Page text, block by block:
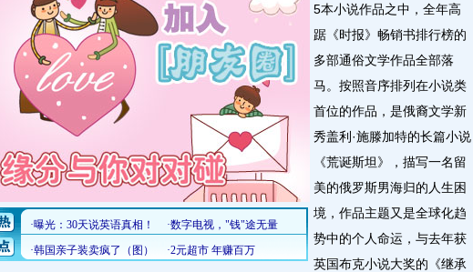
5本小说作品之中，全年高
踞《时报》畅销书排行榜的
多部通俗文学作品全部落
马。按照音序排列在小说类
首位的作品，是俄裔文学新
秀盖利·施滕加特的长篇小说
《荒诞斯坦》，描写一名留
美的俄罗斯男海归的人生困
境，作品主题又是全球化趋
势中的个人命运，与去年获
英国布克小说大奖的《继承